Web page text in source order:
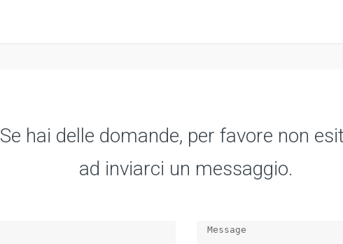
Se hai delle domande, per favore non
ad inviarci un messaggio.